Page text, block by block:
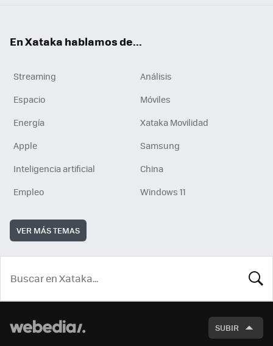
En Xataka hablamos de...
Streaming
Análisis
Espacio
Móviles
Energía
Xataka Movilidad
Apple
Samsung
Inteligencia artificial
China
Empleo
Windows 11
VER MÁS TEMAS
SUBIR